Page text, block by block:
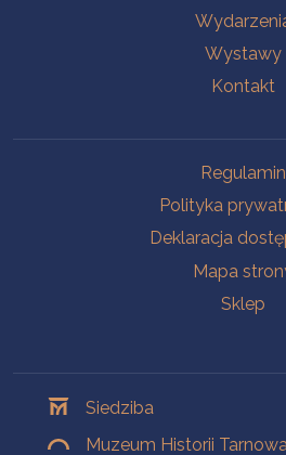
Wystawy
Kontakt
Regulamin
Polityka
Deklaracja
Mapa
Sklep
Siedziba
Muzeum Historii